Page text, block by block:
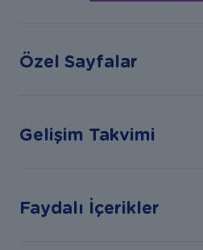
Özel Sayfalar
Gelişim Takvimi
Faydalı İçerikler